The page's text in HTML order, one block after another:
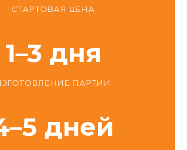
СТАРТОВАЯ ЦЕНА
1–3 дня
ПАРТИИ
дней